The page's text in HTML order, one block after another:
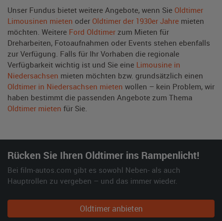
Unser Fundus bietet weitere Angebote, wenn Sie Oldtimer
Limousinen mieten oder Oldtimer der 1930er Jahre mieten
möchten. Weitere Ford Oldtimer zum Mieten für
Dreharbeiten, Fotoaufnahmen oder Events stehen ebenfalls
zur Verfügung. Falls für Ihr Vorhaben die regionale
Verfügbarkeit wichtig ist und Sie eine Limousine in
Niedersachsen mieten möchten bzw. grundsätzlich einen
Oldtimer in Niedersachsen mieten wollen – kein Problem, wir
haben bestimmt die passenden Angebote zum Thema
Oldtimer mieten für Sie.
Rücken Sie Ihren Oldtimer ins Rampenlicht!
Bei film-autos.com gibt es sowohl Neben- als auch
Hauptrollen zu vergeben – und das immer wieder.
Oldtimer anbieten